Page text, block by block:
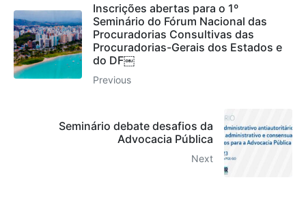
Inscrições abertas para o 1º
Seminário do Fórum Nacional das
Procuradorias Consultivas das
Procuradorias-Gerais dos Estados e
do DF￼
Previous
Seminário debate desafios da
Advocacia Pública
Next